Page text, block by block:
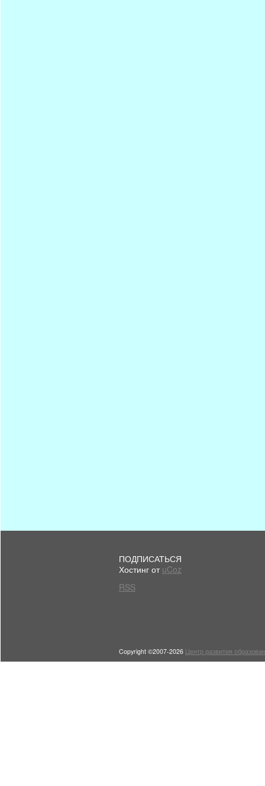
ПОДПИСАТЬСЯ
Хостинг от uCoz
RSS
Copyright ©2007-2026 Центр развития